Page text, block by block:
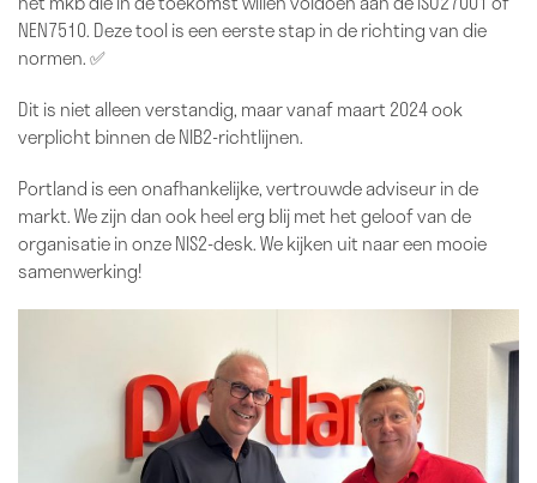
NEN7510. Deze tool is een eerste stap in de richting van die
normen. ✅
Dit is niet alleen verstandig, maar vanaf maart 2024 ook
verplicht binnen de NIB2-richtlijnen.
Portland is een onafhankelijke, vertrouwde adviseur in de
markt. We zijn dan ook heel erg blij met het geloof van de
organisatie in onze NIS2-desk. We kijken uit naar een mooie
samenwerking!